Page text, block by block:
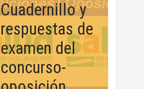
Cuadernillo y
respuestas de
examen del
concurso-